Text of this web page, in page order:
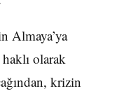
Almaya’ya
olarak
krizin